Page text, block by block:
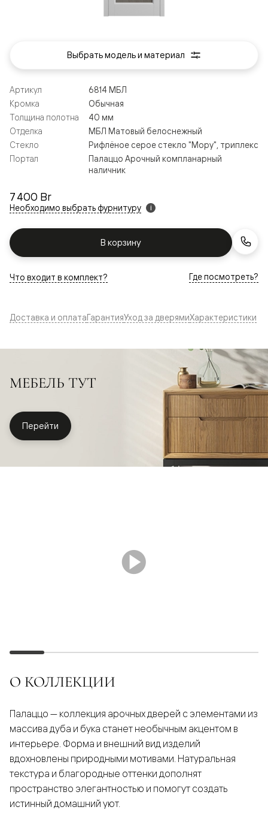
7 400 Br
Необходимо выбрать фурнитуру i
В корзину
Артикул
6814 МБЛ
Кромка
Обычная
Толщина полотна
40 мм
Отделка
МБЛ Матовый белоснежный
Стекло
Рифлёное серое стекло "Мору", триплекс
Портал
Палаццо Арочный компланарный
наличник
Что входит в комплект? Где посмотреть?
Выбрать модель и материал
Доставка и оплатаГарантияУход за дверямиХарактеристики
МЕБЕЛЬ ТУТ
Перейти
О КОЛЛЕКЦИИ
Палаццо — коллекция арочных дверей с элементами из
массива дуба и бука станет необычным акцентом в
интерьере. Форма и внешний вид изделий
вдохновлены природными мотивами. Натуральная
текстура и благородные оттенки дополнят
пространство элегантностью и помогут создать
истинный домашний уют.